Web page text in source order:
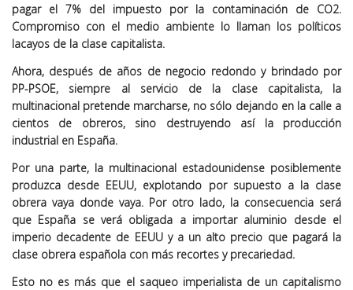
pagar el 7% del impuesto por la contaminación de CO2.
Compromiso con el medio ambiente lo llaman los políticos
lacayos de la clase capitalista.
Ahora, después de años de negocio redondo y brindado por
PP-PSOE, siempre al servicio de la clase capitalista, la
multinacional pretende marcharse, no sólo dejando en la calle a
cientos de obreros, sino destruyendo así la producción
industrial en España.
Por una parte, la multinacional estadounidense posiblemente
produzca desde EEUU, explotando por supuesto a la clase
obrera vaya donde vaya. Por otro lado, la consecuencia será
que España se verá obligada a importar aluminio desde el
imperio decadente de EEUU y a un alto precio que pagará la
clase obrera española con más recortes y precariedad.
Esto no es más que el saqueo imperialista de un capitalismo